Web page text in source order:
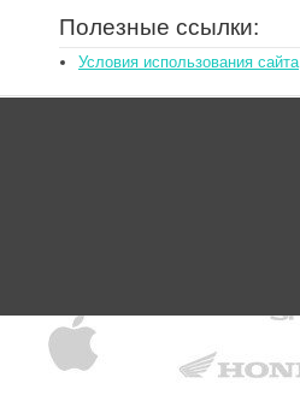
Полезные ссылки:
Условия использования сайта